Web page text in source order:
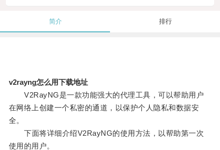
简介 排行
v2rayng怎么用下载地址
V2RayNG是一款功能强大的代理工具，可以帮助用户
在网络上创建一个私密的通道，以保护个人隐私和数据安
全。
下面将详细介绍V2RayNG的使用方法，以帮助第一次
使用的用户。